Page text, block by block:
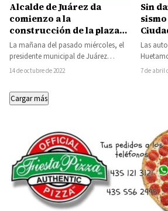
Alcalde de Juárez da
comienzo a la
construcción de la plaza
Melchor Ocampo en la
comunidad de Cerro
Colorado
La mañana del pasado miércoles, el
presidente municipal de Juárez
Cornelio Ríos Paniagua, junto a
14 de octubre de 2022
Sin
Las
un
7 de abril
Cargar más